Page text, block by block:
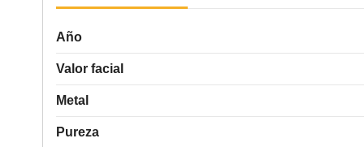
Año
Valor facial
Metal
Pureza